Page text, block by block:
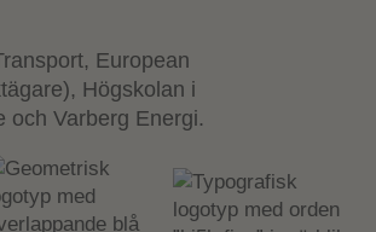
European
Högskolan i
och Varberg Energi.